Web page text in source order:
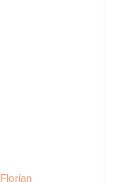
Florian